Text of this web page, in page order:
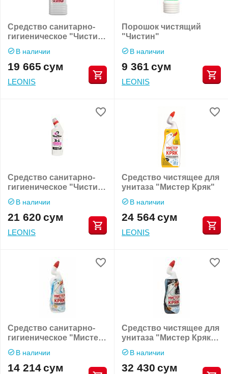
Средство санитарно-
гигиеническое "Чистин
Санитарный"
В наличии
19 665 сум
LEONIS
Порошок чистящий
"Чистин"
В наличии
9 361 сум
LEONIS
Средство санитарно-
гигиеническое "Чистин"
3в1
В наличии
21 620 сум
LEONIS
Средство чистящее для
унитаза "Мистер Кряк"
В наличии
24 564сум
LEONIS
Средство санитарно-
гигиеническое "Мистер
Кряк налет и ржавчина"
В наличии
14 214сум
Средство чистящее для
унитаза "Мистер Кряк
интенсивный"
В наличии
32 430 сум